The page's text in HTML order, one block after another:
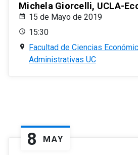
Michela Giorcelli, UCLA-
15 de Mayo de 2019
15:30
Facultad de Ciencias
Administrativas UC
8 MAY